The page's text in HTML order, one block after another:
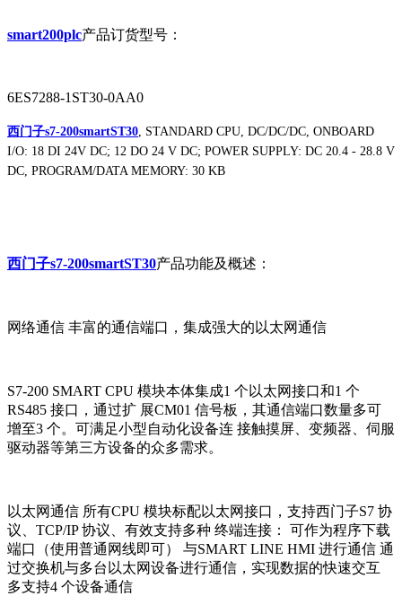
smart200plc产品订货型号：
6ES7288-1ST30-0AA0
西门子s7-200smartST30, STANDARD CPU, DC/DC/DC, ONBOARD
I/O: 18 DI 24V DC; 12 DO 24 V DC; POWER SUPPLY: DC 20.4 - 28.8 V
DC, PROGRAM/DATA MEMORY: 30 KB
西门子s7-200smartST30产品功能及概述：
网络通信 丰富的通信端口，集成强大的以太网通信
S7-200 SMART CPU 模块本体集成1 个以太网接口和1 个
RS485 接口，通过扩 展CM01 信号板，其通信端口数量多可
增至3 个。可满足小型自动化设备连 接触摸屏、变频器、伺服
驱动器等第三方设备的众多需求。
以太网通信 所有CPU 模块标配以太网接口，支持西门子S7 协
议、TCP/IP 协议、有效支持多种 终端连接： 可作为程序下载
端口（使用普通网线即可） 与SMART LINE HMI 进行通信 通
过交换机与多台以太网设备进行通信，实现数据的快速交互
多支持4 个设备通信